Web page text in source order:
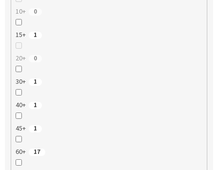
10+ 0
15+ 1
20+ 0
30+ 1
40+ 1
45+ 1
60+ 17